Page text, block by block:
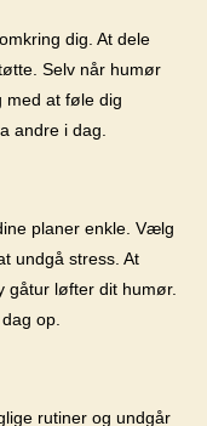
dig. At dele
Selv når humør
med at føle dig
andre i dag.
planer enkle. Vælg
undgå stress. At
gåtur løfter dit humør.
op.
rutiner og undgår